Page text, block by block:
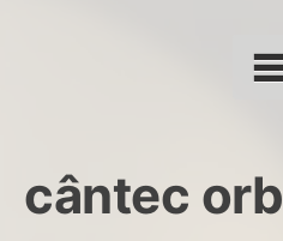
cântec orb